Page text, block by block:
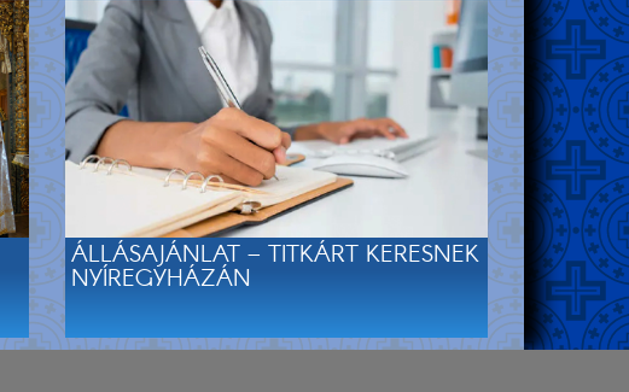
ÁLLÁSAJÁNLAT – TITKÁRT KERESNEK
NYÍREGYHÁZÁN